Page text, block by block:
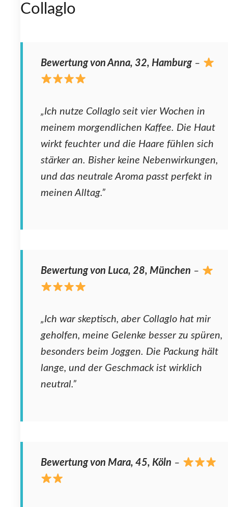
Collaglo
Bewertung von Anna, 32, Hamburg–
„Ich nutze Collaglo seit vier Wochen in
meinem morgendlichen Kaffee. Die Haut
wirkt feuchter und die Haare fühlen sich
stärker an. Bisher keine Nebenwirkungen,
und das neutrale Aroma passt perfekt in
meinen Alltag.”
Bewertung von Luca, 28, München –
„Ich war skeptisch, aber Collaglo hat mir
geholfen, meine Gelenke besser zu spüren,
besonders beim Joggen. Die Packung hält
lange, und der Geschmack ist wirklich
neutral.”
Bewertung von Mara, 45, Köln –